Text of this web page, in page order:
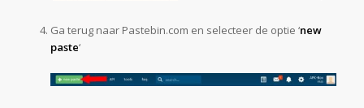
Ga terug naar Pastebin.com en selecteer de optie ‘new
paste‘